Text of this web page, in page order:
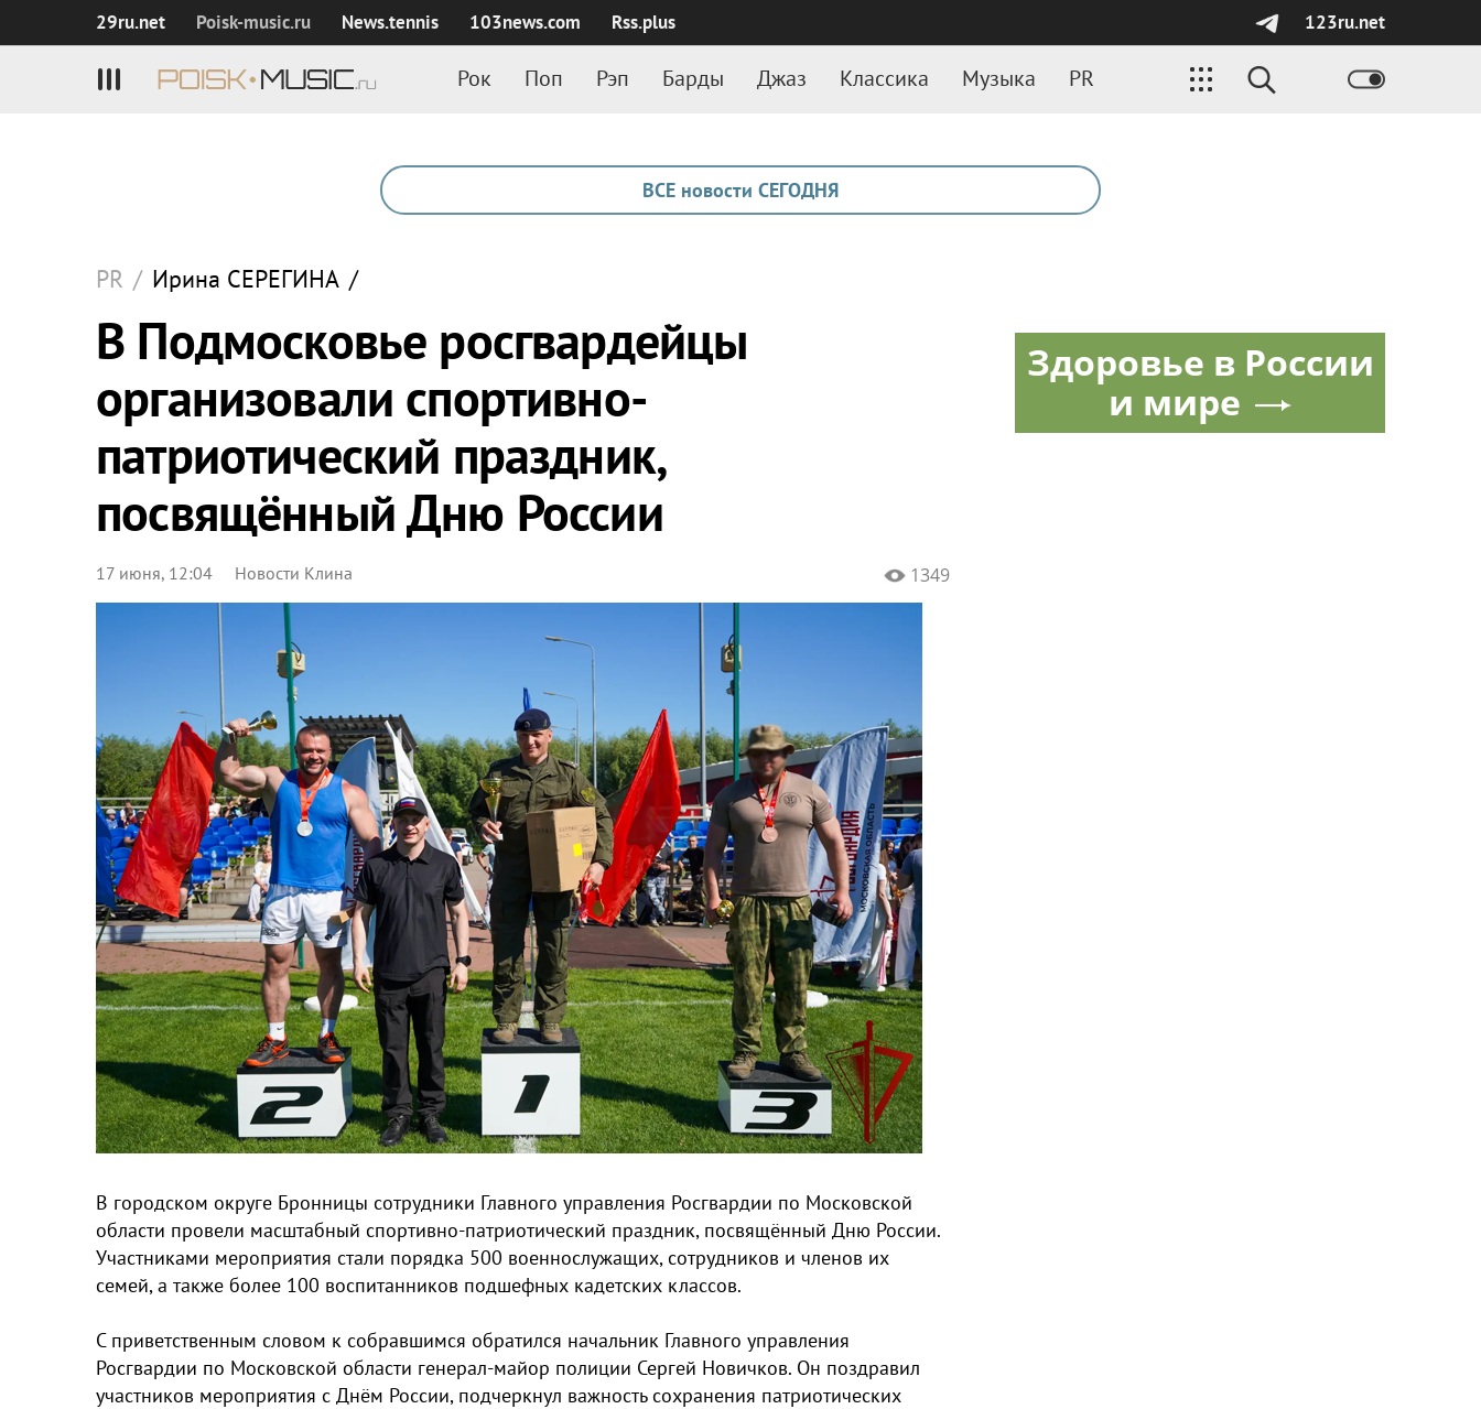
29ru.net Poisk‑music.ru News.tennis 103news.com Rss.plus 123ru.net
Рок Поп Рэп Барды Джаз Классика Музыка PR
ВСЕ новости СЕГОДНЯ
PR / Ирина СЕРЕГИНА /
В Подмосковье росгвардейцы
организовали спортивно-
патриотический праздник,
посвящённый Дню России
17 июня, 12:04 Новости Клина 1349
В городском округе Бронницы сотрудники Главного управления Росгвардии по Московской
области провели масштабный спортивно-патриотический праздник, посвящённый Дню России.
Участниками мероприятия стали порядка 500 военнослужащих, сотрудников и членов их
семей, а также более 100 воспитанников подшефных кадетских классов.
С приветственным словом к собравшимся обратился начальник Главного управления
Росгвардии по Московской области генерал-майор полиции Сергей Новичков. Он поздравил
участников мероприятия с Днём России, подчеркнул важность сохранения патриотических
Здоровье в России
и мире